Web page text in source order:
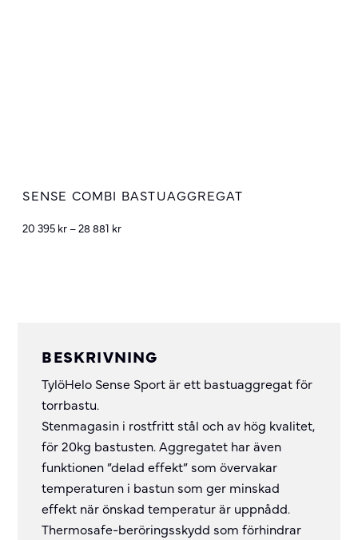
SENSE COMBI BASTUAGGREGAT
20 395 kr–28 881 kr
BESKRIVNING
TylöHelo Sense Sport är ett bastuaggregat för
torrbastu.
Stenmagasin i rostfritt stål och av hög kvalitet,
för 20kg bastusten. Aggregatet har även
funktionen ”delad effekt” som övervakar
temperaturen i bastun som ger minskad
effekt när önskad temperatur är uppnådd.
Thermosafe-beröringsskydd som förhindrar